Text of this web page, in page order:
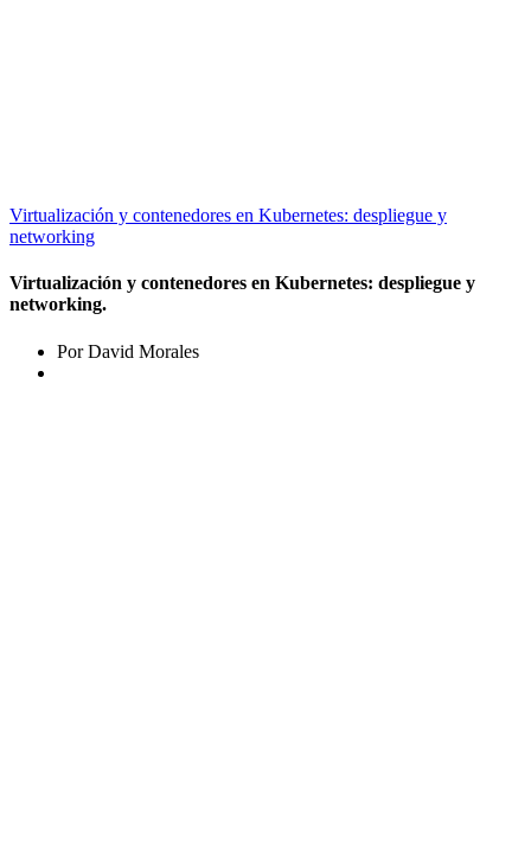
Virtualización y contenedores en Kubernetes: despliegue y
networking
Virtualización y contenedores en Kubernetes: despliegue y
networking.
Por David Morales